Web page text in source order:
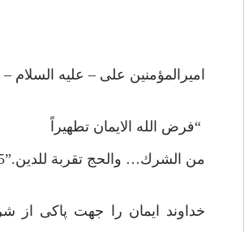
اميرالمؤمنين على – عليه السلام –
“فرض الله الايمان تطهيراً
من الشرك… والحج تقربة للدين.”5
خداوند ايمان را جهت پاكى از